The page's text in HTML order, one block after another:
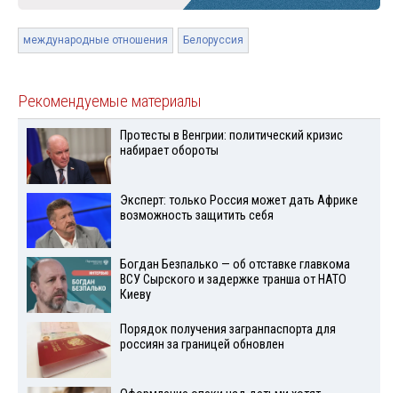
международные отношения Белоруссия
Рекомендуемые материалы
Протесты в Венгрии: политический кризис
набирает обороты
Эксперт: только Россия может дать Африке
возможность защитить себя
Богдан Безпалько — об отставке главкома
ВСУ Сырского и задержке транша от НАТО
Киеву
Порядок получения загранпаспорта для
россиян за границей обновлен